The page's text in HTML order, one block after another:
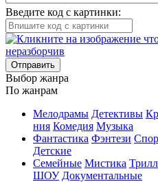
Введите код с картинки:
Отправить
Вы­бор жан­ра
По жан­рам
Ме­ло­дра­мы Де­тек­ти­вы
ния Ко­ме­дия Му­зы­ка
Фан­та­сти­ка Фэн­те­зи
Дет­ские
Се­мей­ные Мис­ти­ка
ШОУ До­ку­мен­таль­ные